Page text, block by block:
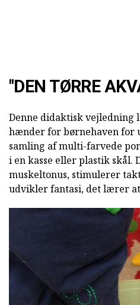
"DEN TØRRE
Denne didaktisk vejledning
hænder for børnehaven for
samling af multi-farvede
i en kasse eller plastik skål.
muskeltonus, stimulerer
udvikler fantasi, det lærer